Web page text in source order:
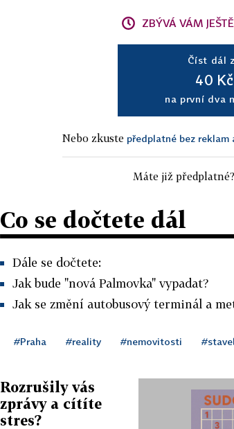
ZBÝVÁ VÁM
Číst dál
40 Kč
na první dva
Nebo zkuste předplatné bez
Máte již předplatné?
Co se dočtete dál
Dále se dočtete:
Jak bude "nová Palmovka" vypadat?
Jak se změní autobusový terminál a
#Praha #reality #nemovitosti
Rozrušily vás
zprávy a cítíte
stres?